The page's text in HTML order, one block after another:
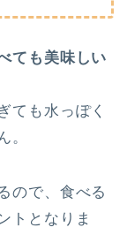
ても美味しい
ても水っぽく
。
ので、食べる
トとなりま